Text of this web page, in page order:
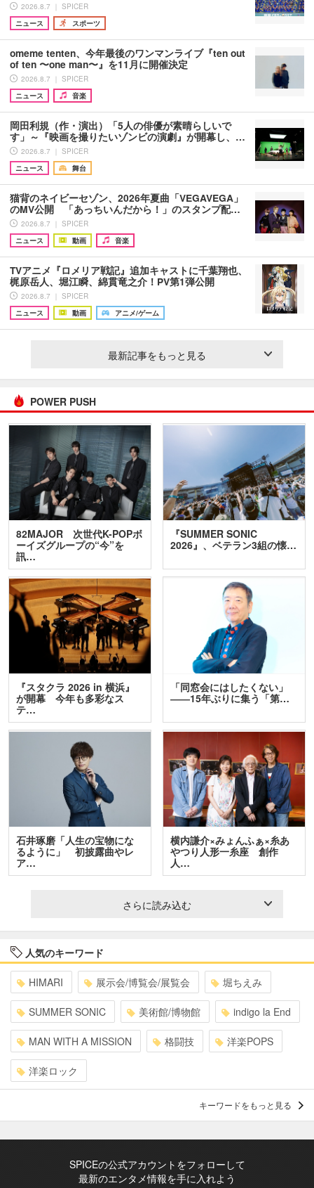
2026.8.7 ｜ SPICER
ニュース
スポーツ
omeme tenten、今年最後のワンマンライブ『ten out
of ten 〜one man〜』を11月に開催決定
2026.8.7 ｜ SPICER
ニュース
音楽
岡田利規（作・演出）「5人の俳優が素晴らしいで
す」～『映画を撮りたいゾンビの演劇』が開幕し、…
2026.8.7 ｜ SPICER
ニュース
舞台
猫背のネイビーセゾン、2026年夏曲「VEGAVEGA」
のMV公開 「あっちいんだから！」のスタンプ配…
2026.8.7 ｜ SPICER
ニュース
動画 音楽
TVアニメ『ロメリア戦記』追加キャストに千葉翔也、
梶原岳人、堀江瞬、綿貫竜之介！PV第1弾公開
2026.8.7 ｜ SPICER
ニュース
動画 アニメ/ゲーム
最新記事をもっと見る
POWER PUSH
82MAJOR 次世代K-POPボ
ーイズグループの“今”を
訊…
『SUMMER SONIC
2026』、ベテラン3組の懐…
『スタクラ 2026 in 横浜』
が開幕 今年も多彩なス
テ…
「同窓会にはしたくない」
――15年ぶりに集う「第…
石井琢磨「人生の宝物にな
るように」 初披露曲やレ
ア…
横内謙介×みょんふぁ×糸あ
やつり人形一糸座 創作
人…
さらに読み込む
人気のキーワード
HIMARI 展示会/博覧会/展覧会 堀ちえみ
SUMMER SONIC 美術館/博物館 indigo la End
MAN WITH A MISSION 格闘技 洋楽POPS
洋楽ロック
キーワードをもっと見る
SPICEの公式アカウントをフォローして
最新のエンタメ情報を手に入れよう